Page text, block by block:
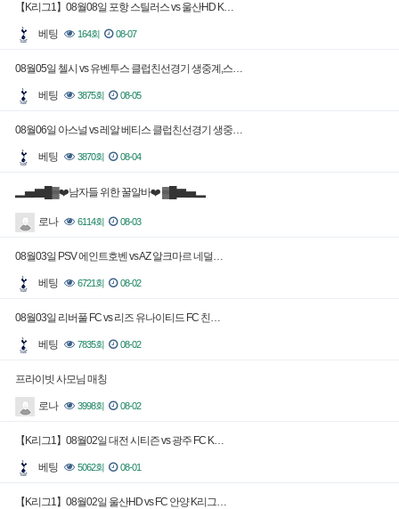
【K리그1】08월08일 포항 스틸러스 vs 울산HD K…
베팅 164회 08-07
08월05일 첼시 vs 유벤투스 클럽친선경기 생중계,스…
베팅 3875회 08-05
08월06일 아스널 vs 레알 베티스 클럽친선경기 생중…
베팅 3870회 08-04
▂▅▇█▓❤️남자들 위한 꿀알바❤️ ▓█▇▅▂
로나 6114회 08-03
08월03일 PSV 에인트호벤 vs AZ 알크마르 네덜…
베팅 6721회 08-02
08월03일 리버풀 FC vs 리즈 유나이티드 FC 친…
베팅 7835회 08-02
프라이빗 사모님 매칭
로나 3998회 08-02
【K리그1】08월02일 대전 시티즌 vs 광주 FC K…
베팅 5062회 08-01
【K리그1】08월02일 울산HD vs FC 안양 K리그…